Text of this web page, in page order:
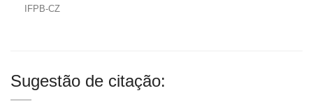
IFPB-CZ
Sugestão de citação: